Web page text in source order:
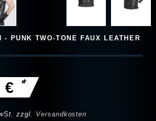
- PUNK TWO-TONE FAUX LEATHER
€ *
zzgl. Versandkosten